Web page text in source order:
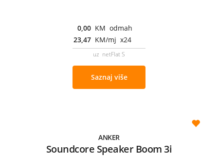
0,00 KM odmah
23,47 KM/mj x24
uz netFlat S
Saznaj više
ANKER
Soundcore Speaker Boom 3i